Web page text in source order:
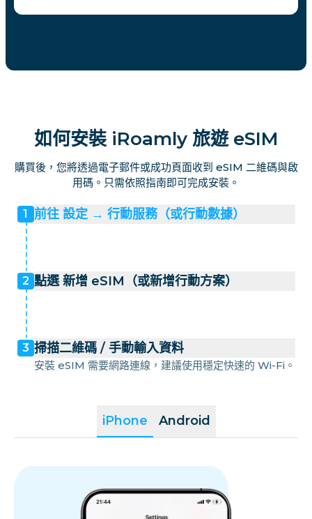
如何安裝 iRoamly 旅遊 eSIM
購買後，您將透過電子郵件或成功頁面收到 eSIM 二維碼與啟
用碼。只需依照指南即可完成安裝。
iPhone Android
1 前往 設定 → 行動服務（或行動數據）
2 點選 新增 eSIM（或新增行動方案）
3 掃描二維碼 / 手動輸入資料
安裝 eSIM 需要網路連線，建議使用穩定快速的 Wi-Fi。